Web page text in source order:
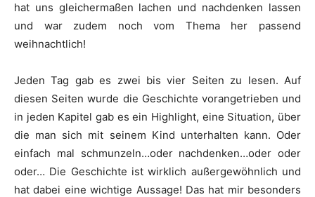
hat uns gleichermaßen lachen und nachdenken lassen
und war zudem noch vom Thema her passend
weihnachtlich!
Jeden Tag gab es zwei bis vier Seiten zu lesen. Auf
diesen Seiten wurde die Geschichte vorangetrieben und
in jeden Kapitel gab es ein Highlight, eine Situation, über
die man sich mit seinem Kind unterhalten kann. Oder
einfach mal schmunzeln…oder nachdenken…oder oder
oder… Die Geschichte ist wirklich außergewöhnlich und
hat dabei eine wichtige Aussage! Das hat mir besonders